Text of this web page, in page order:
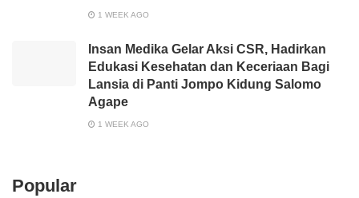
1 WEEK AGO
Insan Medika Gelar Aksi CSR, Hadirkan
Edukasi Kesehatan dan Keceriaan Bagi
Lansia di Panti Jompo Kidung Salomo
Agape
1 WEEK AGO
Popular